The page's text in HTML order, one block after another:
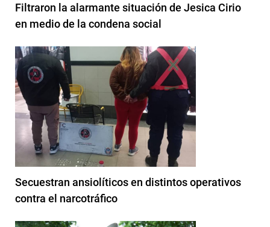
Filtraron la alarmante situación de Jesica Cirio
en medio de la condena social
Secuestran ansiolíticos en distintos operativos
contra el narcotráfico